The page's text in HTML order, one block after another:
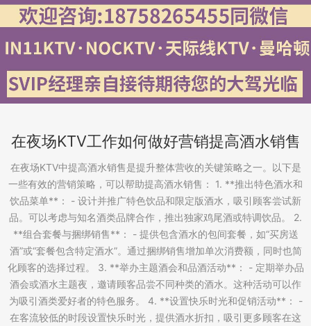
在夜场KTV工作如何做好营销提高酒水销售
在夜场KTV中提高酒水销售是提升整体营收的关键策略之一。以下是
一些有效的营销策略，可以帮助提高酒水销售： 1. **推出特色酒水和
饮品菜单**： - 设计并推广特色饮品和限定版酒水，吸引顾客尝试新
品。可以考虑与知名酒类品牌合作，推出独家鸡尾酒或特调饮品。 2.
**组合套餐与捆绑销售**： - 提供包含酒水的包间套餐，如“买房送
酒”或“套餐包含特定酒水”。通过捆绑销售增加单次消费额，同时也简
化顾客的选择过程。 3. **举办主题酒会和品酒活动**： - 定期举办品
酒会或酒水主题夜，邀请顾客品尝不同种类的酒水。这种活动可以作
为吸引酒类爱好者的特色服务。 4. **设置快乐时光和促销活动**： -
在客流较低的时段设置快乐时光，提供酒水折扣，吸引更多顾客在这